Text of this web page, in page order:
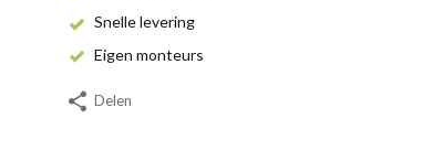
Snelle levering
Eigen monteurs
Delen